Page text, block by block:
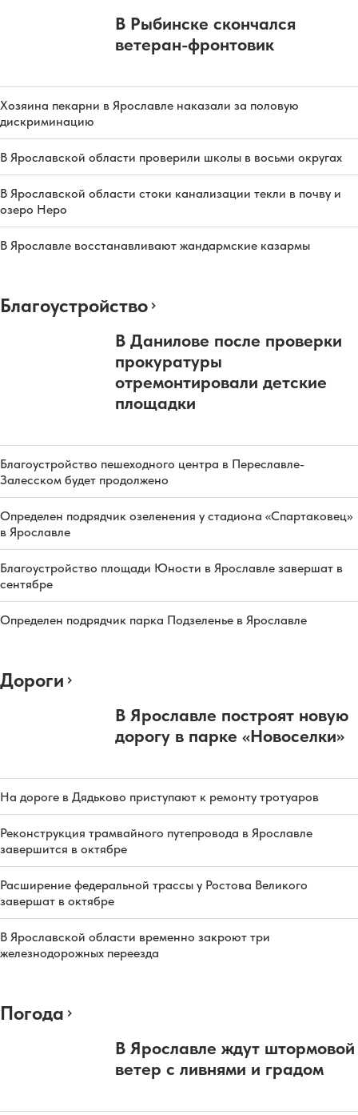
В Рыбинске скончался
ветеран-фронтовик
Хозяина пекарни в Ярославле наказали за половую
дискриминацию
В Ярославской области проверили школы в восьми округах
В Ярославской области стоки канализации текли в почву и
озеро Неро
В Ярославле восстанавливают жандармские казармы
Благоустройство
В Данилове после проверки
прокуратуры
отремонтировали детские
площадки
Благоустройство пешеходного центра в Переславле-
Залесском будет продолжено
Определен подрядчик озеленения у стадиона «Спартаковец»
в Ярославле
Благоустройство площади Юности в Ярославле завершат в
сентябре
Определен подрядчик парка Подзеленье в Ярославле
Дороги
В Ярославле построят новую
дорогу в парке «Новоселки»
На дороге в Дядьково приступают к ремонту тротуаров
Реконструкция трамвайного путепровода в Ярославле
завершится в октябре
Расширение федеральной трассы у Ростова Великого
завершат в октябре
В Ярославской области временно закроют три
железнодорожных переезда
Погода
В Ярославле ждут штормовой
ветер с ливнями и градом